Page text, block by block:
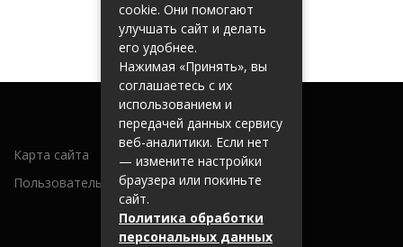
Карта сайта
Пользовательское соглашение
cookie. Они помогают
улучшать сайт и делать
его удобнее.
Нажимая «Принять», вы
соглашаетесь с их
использованием и
передачей данных сервису
веб-аналитики. Если нет
— измените настройки
браузера или покиньте
сайт.
Политика обработки
персональных данных